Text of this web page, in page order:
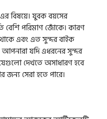
বিষয়ে। যুবক বয়সের
বেশি পরিমাণ জোঁকে। কারণ
এবং এত সুন্দর বাইক
যদি এধরনের সুন্দর
দেখতে অসাধারণ হবে
সেরা হতে পারে।